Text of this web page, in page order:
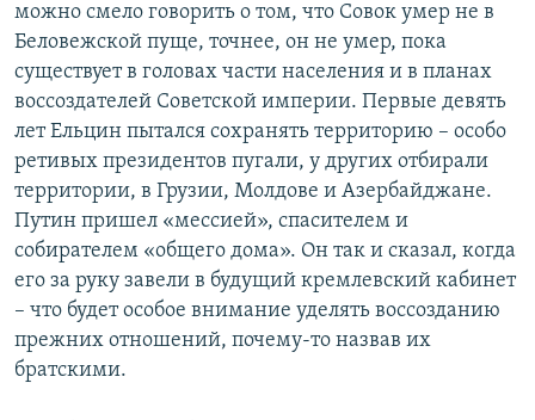
можно смело говорить о том, что Совок умер не в
Беловежской пуще, точнее, он не умер, пока
существует в головах части населения и в планах
воссоздателей Советской империи. Первые девять
лет Ельцин пытался сохранять территорию – особо
ретивых президентов пугали, у других отбирали
территории, в Грузии, Молдове и Азербайджане.
Путин пришел «мессией», спасителем и
собирателем «общего дома». Он так и сказал, когда
его за руку завели в будущий кремлевский кабинет
– что будет особое внимание уделять воссозданию
прежних отношений, почему-то назвав их
братскими.